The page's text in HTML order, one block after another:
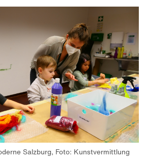
Salzburg, Foto: Kunstvermittlung